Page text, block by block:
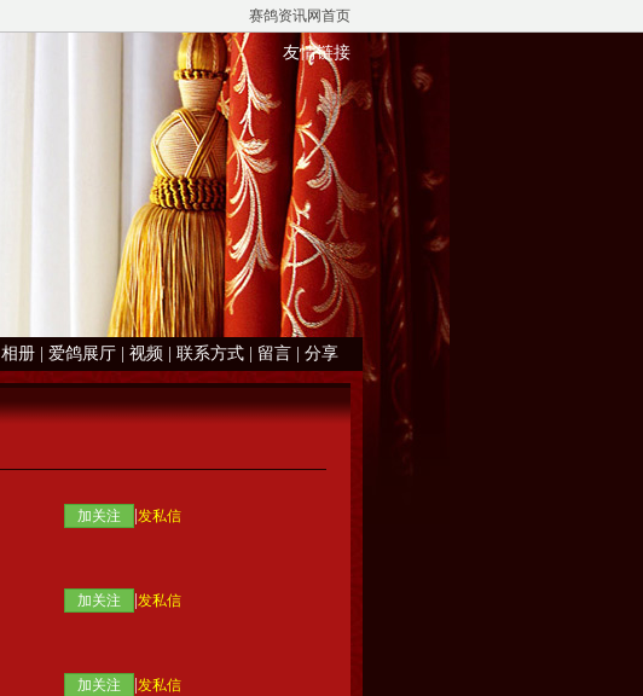
赛鸽资讯网首页
友情链接
相册 爱鸽展厅 视频 联系方式 留言 分享
加关注 发私信
加关注 发私信
加关注 发私信